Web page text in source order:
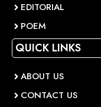
EDITORIAL
POEM
QUICK LINKS
ABOUT US
CONTACT US